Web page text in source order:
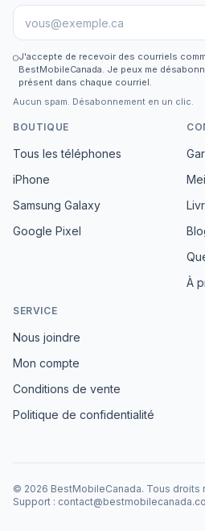
J'accepte de recevoir des courriels
BestMobileCanada. Je peux me
présent dans chaque courriel.
Aucun spam. Désabonnement en un clic.
BOUTIQUE
Tous les téléphones
iPhone
Samsung Galaxy
Google Pixel
À
SERVICE
Nous joindre
Mon compte
Conditions de vente
Politique de confidentialité
© 2026 BestMobileCanada. Tous droits
Support :